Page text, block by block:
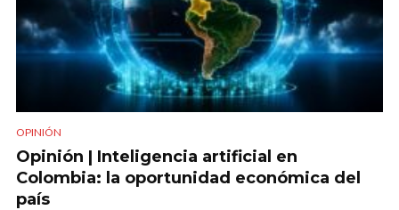
OPINIÓN
Opinión | Inteligencia artificial en
Colombia: la oportunidad económica del
país